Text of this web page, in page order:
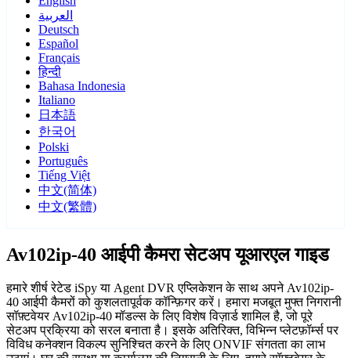
العربية
Deutsch
Español
Français
हिन्दी
Bahasa Indonesia
Italiano
日本語
한국어
Polski
Português
Tiếng Việt
中文(简体)
中文(繁體)
Av102ip-40 आईपी कैमरा सेटअप यूआरएल गाइड
हमारे शीर्ष रेटेड iSpy या Agent DVR एप्लिकेशन के साथ अपने Av102ip-
40 आईपी कैमरों को कुशलतापूर्वक कॉन्फ़िगर करें। हमारा मजबूत मुफ्त निगरानी
सॉफ़्टवेयर Av102ip-40 मॉडल्स के लिए विशेष विज़ार्ड शामिल है, जो पूरे
सेटअप प्रक्रिया को सरल बनाता है। इसके अतिरिक्त, विभिन्न प्लेटफ़ॉर्म्स पर
विविध कनेक्शन विकल्प सुनिश्चित करने के लिए ONVIF संगतता का लाभ